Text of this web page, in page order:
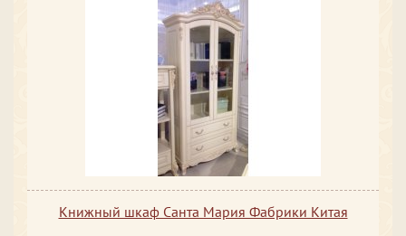
Книжный шкаф Санта Мария Фабрики Китая